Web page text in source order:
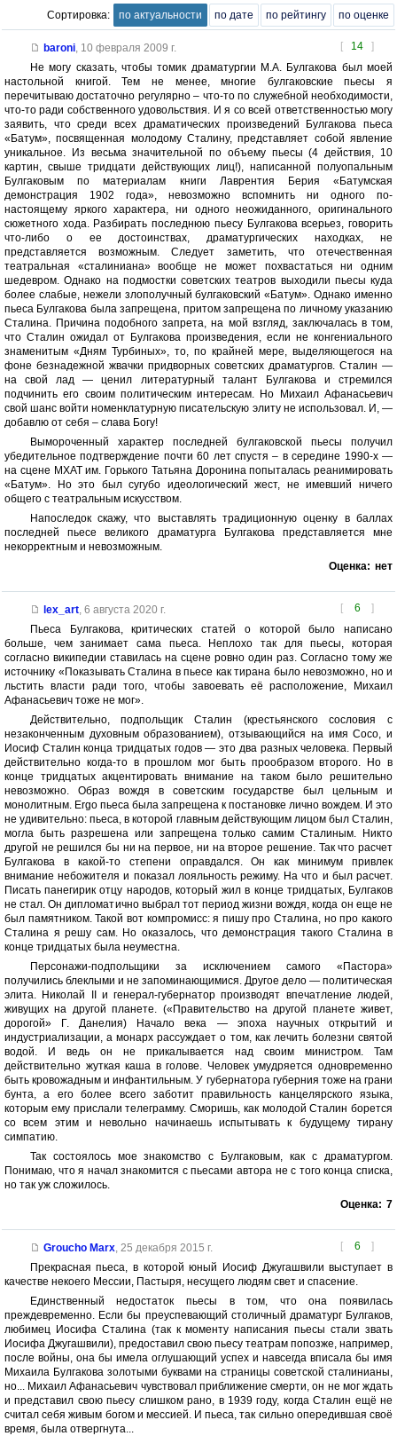
Сортировка: по актуальности по дате по рейтингу по оценке
[ 14 ]
baroni, 10 февраля 2009 г.
Не могу сказать, чтобы томик драматургии М.А. Булгакова был моей
настольной книгой. Тем не менее, многие булгаковские пьесы я
перечитываю достаточно регулярно – что-то по служебной необходимости,
что-то ради собственного удовольствия. И я со всей ответственностью могу
заявить, что среди всех драматических произведений Булгакова пьеса
«Батум», посвященная молодому Сталину, представляет собой явление
уникальное. Из весьма значительной по объему пьесы (4 действия, 10
картин, свыше тридцати действующих лиц!), написанной полуопальным
Булгаковым по материалам книги Лаврентия Берия «Батумская
демонстрация 1902 года», невозможно вспомнить ни одного по-
настоящему яркого характера, ни одного неожиданного, оригинального
сюжетного хода. Разбирать последнюю пьесу Булгакова всерьез, говорить
что-либо о ее достоинствах, драматургических находках, не
представляется возможным. Следует заметить, что отечественная
театральная «сталиниана» вообще не может похвастаться ни одним
шедевром. Однако на подмостки советских театров выходили пьесы куда
более слабые, нежели злополучный булгаковский «Батум». Однако именно
пьеса Булгакова была запрещена, притом запрещена по личному указанию
Сталина. Причина подобного запрета, на мой взгляд, заключалась в том,
что Сталин ожидал от Булгакова произведения, если не конгениального
знаменитым «Дням Турбиных», то, по крайней мере, выделяющегося на
фоне безнадежной жвачки придворных советских драматургов. Сталин —
на свой лад — ценил литературный талант Булгакова и стремился
подчинить его своим политическим интересам. Но Михаил Афанасьевич
свой шанс войти номенклатурную писательскую элиту не использовал. И, —
добавлю от себя – слава Богу!
Вымороченный характер последней булгаковской пьесы получил
убедительное подтверждение почти 60 лет спустя – в середине 1990-х —
на сцене МХАТ им. Горького Татьяна Доронина попыталась реанимировать
«Батум». Но это был сугубо идеологический жест, не имевший ничего
общего с театральным искусством.
Напоследок скажу, что выставлять традиционную оценку в баллах
последней пьесе великого драматурга Булгакова представляется мне
некорректным и невозможным.
Оценка: нет
[ 6 ]
lex_art, 6 августа 2020 г.
Пьеса Булгакова, критических статей о которой было написано
больше, чем занимает сама пьеса. Неплохо так для пьесы, которая
согласно википедии ставилась на сцене ровно один раз. Согласно тому же
источнику «Показывать Сталина в пьесе как тирана было невозможно, но и
льстить власти ради того, чтобы завоевать её расположение, Михаил
Афанасьевич тоже не мог».
Действительно, подпольщик Сталин (крестьянского сословия с
незаконченным духовным образованием), отзывающийся на имя Сосо, и
Иосиф Сталин конца тридцатых годов — это два разных человека. Первый
действительно когда-то в прошлом мог быть прообразом второго. Но в
конце тридцатых акцентировать внимание на таком было решительно
невозможно. Образ вождя в советским государстве был цельным и
монолитным. Ergo пьеса была запрещена к постановке лично вождем. И это
не удивительно: пьеса, в которой главным действующим лицом был Сталин,
могла быть разрешена или запрещена только самим Сталиным. Никто
другой не решился бы ни на первое, ни на второе решение. Так что расчет
Булгакова в какой-то степени оправдался. Он как минимум привлек
внимание небожителя и показал лояльность режиму. На что и был расчет.
Писать панегирик отцу народов, который жил в конце тридцатых, Булгаков
не стал. Он дипломатично выбрал тот период жизни вождя, когда он еще не
был памятником. Такой вот компромисс: я пишу про Сталина, но про какого
Сталина я решу сам. Но оказалось, что демонстрация такого Сталина в
конце тридцатых была неуместна.
Персонажи-подпольщики за исключением самого «Пастора»
получились блеклыми и не запоминающимися. Другое дело — политическая
элита. Николай II и генерал-губернатор производят впечатление людей,
живущих на другой планете. («Правительство на другой планете живет,
дорогой» Г. Данелия) Начало века — эпоха научных открытий и
индустриализации, а монарх рассуждает о том, как лечить болезни святой
водой. И ведь он не прикалывается над своим министром. Там
действительно жуткая каша в голове. Человек умудряется одновременно
быть кровожадным и инфантильным. У губернатора губерния тоже на грани
бунта, а его более всего заботит правильность канцелярского языка,
которым ему прислали телеграмму. Сморишь, как молодой Сталин борется
со всем этим и невольно начинаешь испытывать к будущему тирану
симпатию.
Так состоялось мое знакомство с Булгаковым, как с драматургом.
Понимаю, что я начал знакомится с пьесами автора не с того конца списка,
но так уж сложилось.
Оценка: 7
[ 6 ]
Groucho Marx, 25 декабря 2015 г.
Прекрасная пьеса, в которой юный Иосиф Джугашвили выступает в
качестве некоего Мессии, Пастыря, несущего людям свет и спасение.
Единственный недостаток пьесы в том, что она появилась
преждевременно. Если бы преуспевающий столичный драматург Булгаков,
любимец Иосифа Сталина (так к моменту написания пьесы стали звать
Иосифа Джугашвили), предоставил свою пьесу театрам попозже, например,
после войны, она бы имела оглушающий успех и навсегда вписала бы имя
Михаила Булгакова золотыми буквами на страницы советской сталинианы,
но... Михаил Афанасьевич чувствовал приближение смерти, он не мог ждать
и представил свою пьесу слишком рано, в 1939 году, когда Сталин ещё не
считал себя живым богом и мессией. И пьеса, так сильно опередившая своё
время, была отвергнута...